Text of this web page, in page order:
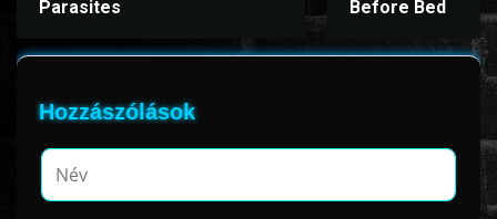
Parasites Before Bed
Hozzászólások